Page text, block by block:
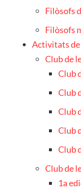
Filòsofs
Filòsofs
Activitats
Club de
Club
Club
Club
Club
Club
Club de
1a